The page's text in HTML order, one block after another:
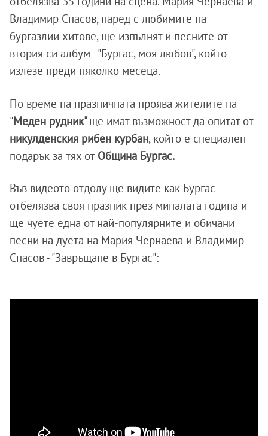
Владимир Спасов, наред с любимите на
бургазлии хитове, ще изпълнят и песните от
втория си албум - "Бургас, моя любов", който
излезе преди няколко месеца.
По време на празничната проява жителите на
"Меден рудник"ще имат възможност да опитат от
никулденския рибен курбан, който е специален
подарък за тях от Община Бургас.
Във видеото отдолу ще видите как Бургас
отбелязва своя празник през миналата година и
ще чуете една от най-популярните и обичани
песни на дуета на Мария Чернаева и Владимир
Спасов - "Завръщане в Бургас":